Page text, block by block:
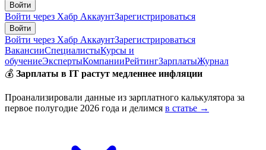
Войти
Войти через Хабр АккаунтЗарегистрироваться
Войти
Войти через Хабр АккаунтЗарегистрироваться
ВакансииСпециалистыКурсы и
обучениеЭкспертыКомпанииРейтингЗарплатыЖурнал
💰 Зарплаты в IT растут медленнее инфляции
Проанализировали данные из зарплатного калькулятора за
первое полугодие 2026 года и делимся в статье →